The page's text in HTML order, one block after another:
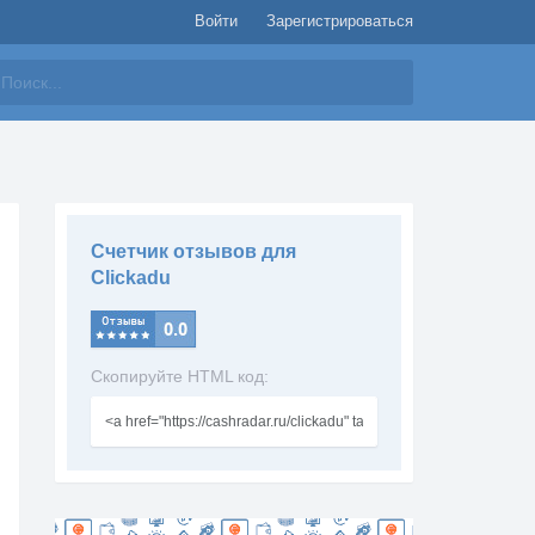
Войти Зарегистрироваться
Счетчик отзывов для
Clickadu
Скопируйте HTML код: